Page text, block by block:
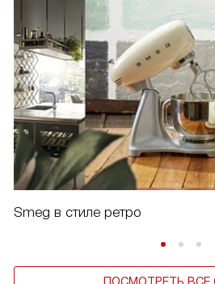
Smeg в стиле ретро